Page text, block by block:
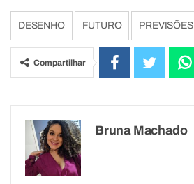
DESENHO FUTURO PREVISÕES
Compartilhar
Bruna Machado